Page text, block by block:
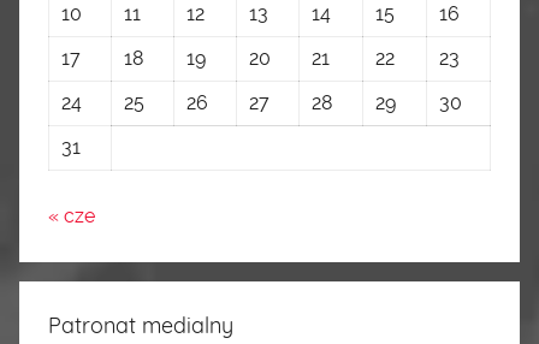
10
11 12 13 14 15
16
17
18 19 20 21 22
23
24
25 26 27 28 29
30
31
« cze
Patronat medialny